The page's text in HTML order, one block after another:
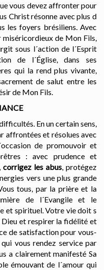
vous devez affronter pour
Christ résonne avec plus d
les foyers brésiliens. Avec
miséricordieux de Mon Fils,
sous l´action de l´Esprit
de l´Église, dans ses
qui la rend plus vivante,
de salut entre les
de Mon Fils.
En un certain sens,
affrontées et résolues avec
de promouvoir et
: avec prudence et
corrigez les abus, protégez
vers une plus grande
tous, par la prière et la
de l´Evangile et le
et spirituel. Votre vie doit s
Dieu et respirer la fidélité et
de satisfaction pour vous-
vous rendez service par
a clairement manifesté Sa
émouvant de l´amour qui